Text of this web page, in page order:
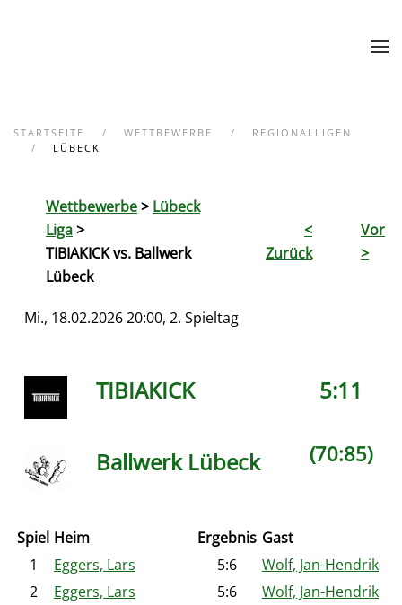
STARTSEITE WETTBEWERBE
REGIONALLIGEN
LÜBECK
Wettbewerbe> Lübeck
Liga>
TIBIAKICK vs. Ballwerk
Lübeck
<
Zurück
Vor
>
Mi., 18.02.2026 20:00, 2. Spieltag
TIBIAKICK 5:11
(70:85)
Ballwerk Lübeck
Spiel Heim Ergebnis Gast
1
Eggers, Lars 5:6
Wolf, Jan-Hendrik
2
Eggers, Lars 5:6
Wolf, Jan-Hendrik